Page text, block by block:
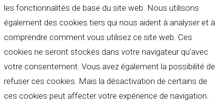
les fonctionnalités de base du site web. Nous utilisons
également des cookies tiers qui nous aident à analyser et à
comprendre comment vous utilisez ce site web. Ces
cookies ne seront stockés dans votre navigateur qu'avec
votre consentement. Vous avez également la possibilité de
refuser ces cookies. Mais la désactivation de certains de
ces cookies peut affecter votre expérience de navigation.